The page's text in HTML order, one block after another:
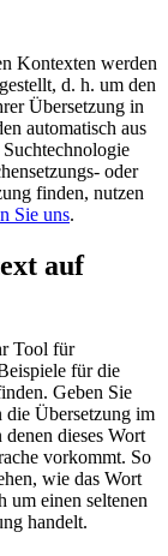
Kontexten werden
d. h. um den
Übersetzung in
automatisch aus
oder
finden, nutzen
Sie uns.
auf
Tool für
für die
Geben Sie
die Übersetzung im
dieses Wort
vorkommt. So
wie das Wort
um einen seltenen
handelt.